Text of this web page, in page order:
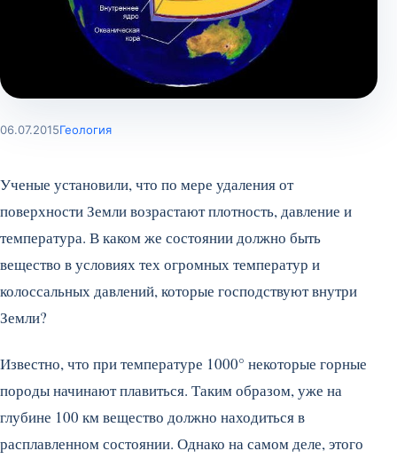
06.07.2015Геология
Ученые установили, что по мере удаления от
поверхности Земли возрастают плотность, давление и
температура. В каком же состоянии должно быть
вещество в условиях тех огромных температур и
колоссальных давлений, которые господствуют внутри
Земли?
Известно, что при температуре 1000° некоторые горные
породы начинают плавиться. Таким образом, уже на
глубине 100 км вещество должно находиться в
расплавленном состоянии. Однако на самом деле, этого